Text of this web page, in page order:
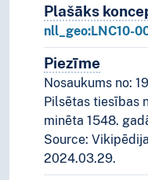
Plašāks
nll_geo:LNC10-
PiezīmePiezīmes
Nosaukums no:
Pilsētas tiesības
minēta 1548.
Source:
2024.03.29.